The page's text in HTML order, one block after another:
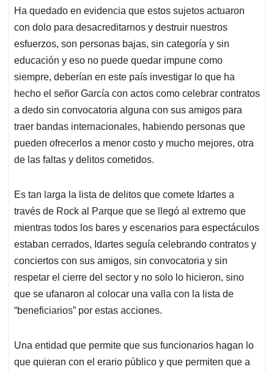
Ha quedado en evidencia que estos sujetos actuaron
con dolo para desacreditarnos y destruir nuestros
esfuerzos, son personas bajas, sin categoría y sin
educación y eso no puede quedar impune como
siempre, deberían en este país investigar lo que ha
hecho el señor García con actos como celebrar contratos
a dedo sin convocatoria alguna con sus amigos para
traer bandas internacionales, habiendo personas que
pueden ofrecerlos a menor costo y mucho mejores, otra
de las faltas y delitos cometidos.
Es tan larga la lista de delitos que comete Idartes a
través de Rock al Parque que se llegó al extremo que
mientras todos los bares y escenarios para espectáculos
estaban cerrados, Idartes seguía celebrando contratos y
conciertos con sus amigos, sin convocatoria y sin
respetar el cierre del sector y no solo lo hicieron, sino
que se ufanaron al colocar una valla con la lista de
“beneficiarios” por estas acciones.
Una entidad que permite que sus funcionarios hagan lo
que quieran con el erario público y que permiten que a